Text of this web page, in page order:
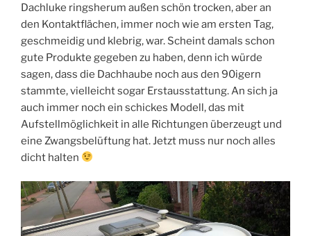
Dachluke ringsherum außen schön trocken, aber an
den Kontaktflächen, immer noch wie am ersten Tag,
geschmeidig und klebrig, war. Scheint damals schon
gute Produkte gegeben zu haben, denn ich würde
sagen, dass die Dachhaube noch aus den 90igern
stammte, vielleicht sogar Erstausstattung. An sich ja
auch immer noch ein schickes Modell, das mit
Aufstellmöglichkeit in alle Richtungen überzeugt und
eine Zwangsbelüftung hat. Jetzt muss nur noch alles
dicht halten